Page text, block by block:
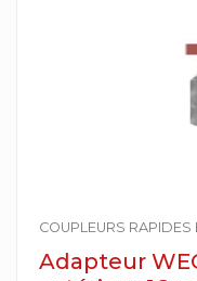
COUPLEURS RAPIDES
Adapteur